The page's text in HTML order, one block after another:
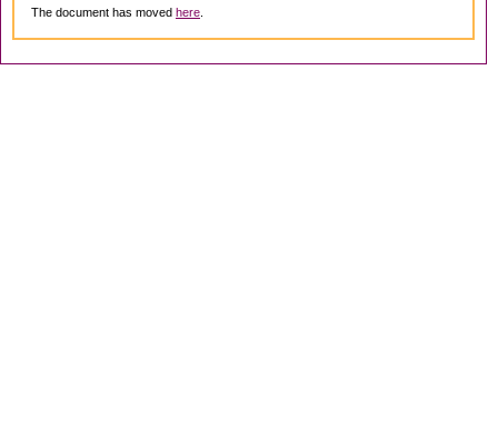
The document has moved here